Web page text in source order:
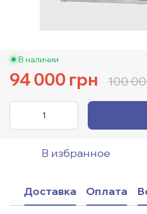
В наличии
94 000 грн 100
В избранное
Доставка Оплата